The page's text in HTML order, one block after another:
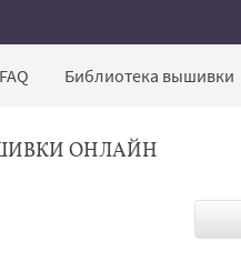
FAQ Библиотека вышивки
ОНЛАЙН